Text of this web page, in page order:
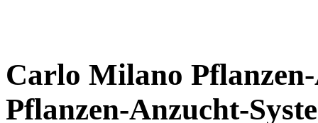
Carlo Milano
Pflanzen-Anzucht-